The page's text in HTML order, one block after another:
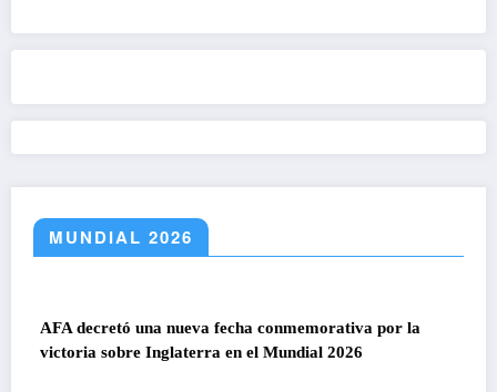
MUNDIAL 2026
AFA decretó una nueva fecha conmemorativa por la
victoria sobre Inglaterra en el Mundial 2026